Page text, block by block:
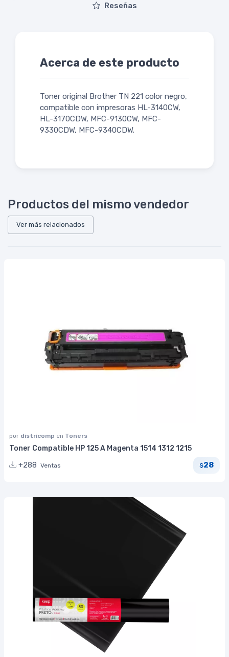
Reseñas
Acerca de este producto
Toner original Brother TN 221 color negro,
compatible con impresoras HL-3140CW,
HL-3170CDW, MFC-9130CW, MFC-
9330CDW, MFC-9340CDW.
Productos del mismo vendedor
Ver más relacionados
por districomp en Toners
Toner Compatible HP 125 A Magenta 1514 1312 1215
+288 Ventas $28